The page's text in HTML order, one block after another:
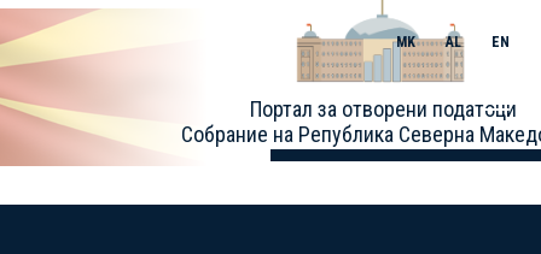
Портал за отворени податоци
Собрание на Република Северна
MK AL EN
Toggle